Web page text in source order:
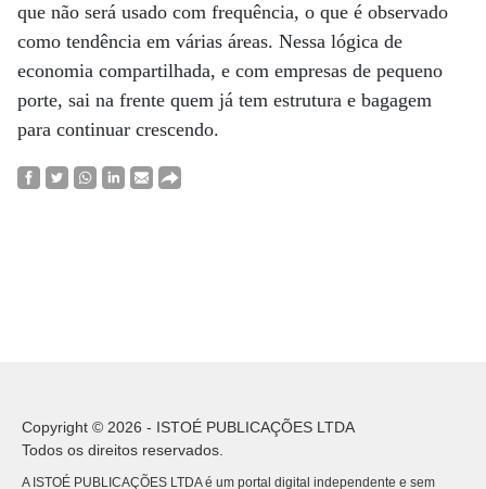
que não será usado com frequência, o que é observado
como tendência em várias áreas. Nessa lógica de
economia compartilhada, e com empresas de pequeno
porte, sai na frente quem já tem estrutura e bagagem
para continuar crescendo.
Copyright © 2026 - ISTOÉ PUBLICAÇÕES LTDA
Todos os direitos reservados.
A ISTOÉ PUBLICAÇÕES LTDA é um portal digital independente e sem